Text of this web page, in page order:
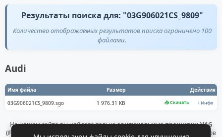
Результаты поиска для: "03G906021CS_9809"
Количество отображаемых результатов поиска ограничено 100
файлами.
Audi
Имя файла Размер
Действия
03G906021CS_9809.sgo
1 976.31 KB 📥 Скачать ℹ️ Инфо
На нашем сайте вы найдете толькооригинальные прошивки VAG
(Flashdaten)
. Все файлы получены напрямую с официальных серверов